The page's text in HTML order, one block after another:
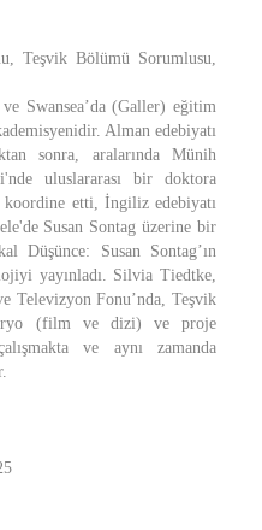
Teşvik Bölümü Sorumlusu,
Swansea’da (Galler) eğitim
Alman edebiyatı
sonra, aralarında Münih
uluslararası bir doktora
etti, İngiliz edebiyatı
Susan Sontag üzerine bir
Düşünce: Susan Sontag’ın
yayınladı. Silvia Tiedtke,
Televizyon Fonu’nda, Teşvik
(film ve dizi) ve proje
ve aynı zamanda